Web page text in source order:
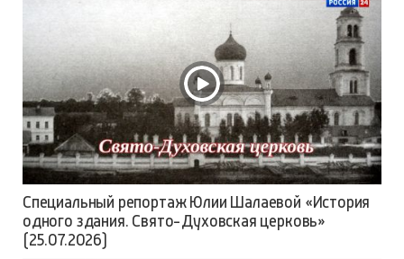
Специальный репортаж Юлии Шалаевой «История
одного здания. Свято-Духовская церковь»
(25.07.2026)